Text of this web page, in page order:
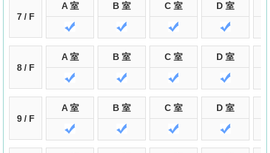
7 / F
A 室 B 室 C 室 D 室
8 / F
A 室 B 室 C 室 D 室
9 / F
A 室 B 室 C 室 D 室